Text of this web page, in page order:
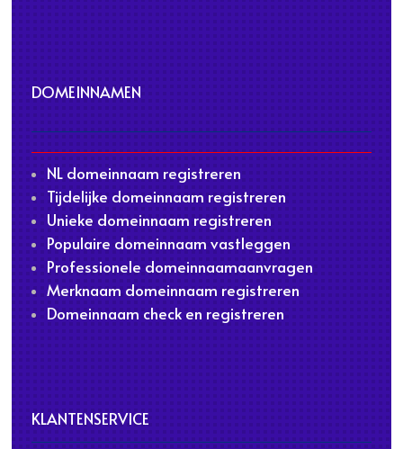
DOMEINNAMEN
NL domeinnaam registreren
Tijdelijke domeinnaam registreren
Unieke domeinnaam registreren
Populaire domeinnaam vastleggen
Professionele domeinnaamaanvragen
Merknaam domeinnaam registreren
Domeinnaam check en registreren
KLANTENSERVICE